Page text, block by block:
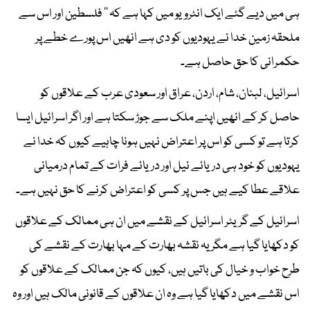
ہی میں دیے گئے ایک انٹرویو میں کہا ہے کہ ’’ فلسطین اور اس سے
ملحقہ زمین خدا نے یہودیوں کو دی ہے انھیں اس پورے خطے پر
حکمرانی کا حق حاصل ہے۔
اسرائیل، لبنان، شام، اردن، عراق اور سعودی عرب کے علاقوں کو
حاصل کر کے انھیں اپنے ملک سے جوڑ سکتا ہے اور اگر اسرائیل ایسا
کرتا ہے تو کسی کو اس پر اعتراض نہیں ہونا چاہیے کیوں کہ خدا نے
یہودیوں کو خود ہی دریائے نیل اور دریائے فرات کے تمام درمیانی
علاقے عطا کیے ہیں جس پر کسی کو اعتراض کرنے کا حق نہیں ہے۔
اسرائیل کے گریٹر اسرائیل کے نقشے میں ان ہی ممالک کے علاقوں
کو دکھایا گیا ہے مگر یہ نقشہ بھارت کے مہا بھارت کے نقشے کی
طرح خواب و خیال کی باتیں ہیں، کیوں کہ جن ممالک کے علاقوں کو
اس نقشے میں دکھایا گیا ہے وہ ان علاقوں کے قانونی مالک ہیں اور وہ